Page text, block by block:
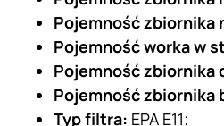
Pojemność zbiornika
Pojemność worka w
Pojemność zbiornika
Pojemność zbiornika
Typ filtra: EPA E11;